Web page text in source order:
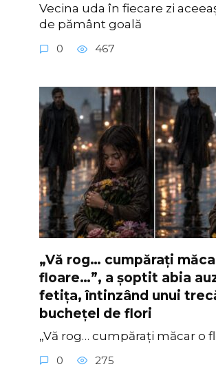
Vecina uda în fiecare zi
de pământ goală
0 467
„Vă rog… cumpărați
floare…”, a șoptit abia
fetița, întinzând unui
buchețel de flori
„Vă rog… cumpărați măcar o
0 275